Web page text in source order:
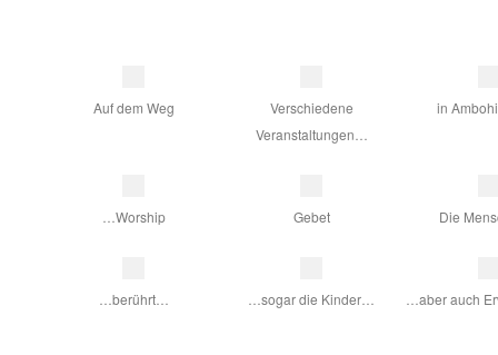
Auf dem Weg
Verschiedene
Veranstaltungen…
in
…Worship Gebet Die
…berührt… …sogar die Kinder… …aber auch